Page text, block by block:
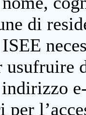
di
per